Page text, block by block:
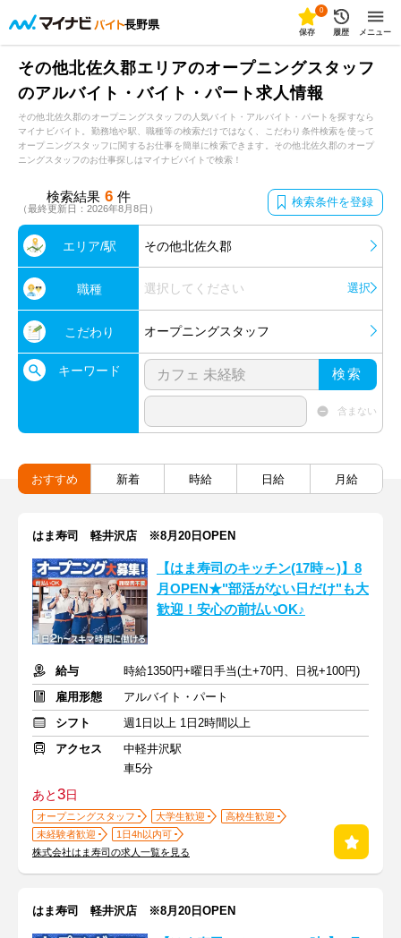
長野県
0
保存 履歴 メニュー
その他北佐久郡エリアのオープニングスタッフ
のアルバイト・バイト・パート求人情報
その他北佐久郡のオープニングスタッフの人気バイト・アルバイト・パートを探すなら
マイナビバイト。勤務地や駅、職種等の検索だけではなく、こだわり条件検索を使って
オープニングスタッフに関するお仕事を簡単に検索できます。その他北佐久郡のオープ
ニングスタッフのお仕事探しはマイナビバイトで検索！
検索結果 6 件
（最終更新日：2026年8月8日） 検索条件を登録
エリア/駅 その他北佐久郡
職種 選択してください 選択
こだわり オープニングスタッフ
キーワード 検索
含まない
おすすめ 新着 時給 日給 月給
はま寿司 軽井沢店 ※8月20日OPEN
【はま寿司のキッチン(17時～)】8
月OPEN★"部活がない日だけ"も大
歓迎！安心の前払いOK♪
給与
時給1350円+曜日手当(土+70円、日祝+100円)
雇用形態
アルバイト・パート
シフト
週1日以上 1日2時間以上
アクセス
中軽井沢駅
車5分
あと3日
オープニングスタッフ 大学生歓迎
高校生歓迎
未経験者歓迎
1日4h以内可
株式会社はま寿司の求人一覧を見る
はま寿司 軽井沢店 ※8月20日OPEN